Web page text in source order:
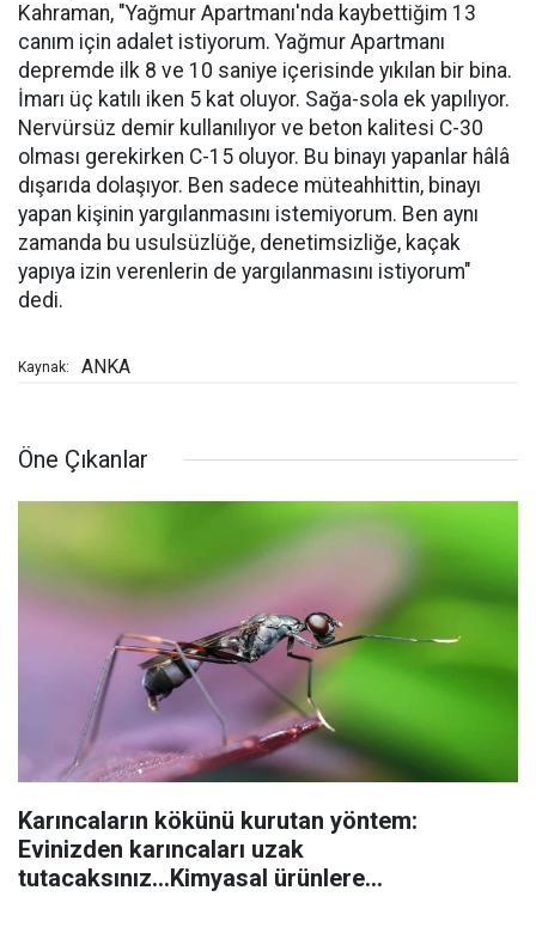
Kahraman, "Yağmur Apartmanı'nda kaybettiğim 13
canım için adalet istiyorum. Yağmur Apartmanı
depremde ilk 8 ve 10 saniye içerisinde yıkılan bir bina.
İmarı üç katılı iken 5 kat oluyor. Sağa-sola ek yapılıyor.
Nervürsüz demir kullanılıyor ve beton kalitesi C-30
olması gerekirken C-15 oluyor. Bu binayı yapanlar hâlâ
dışarıda dolaşıyor. Ben sadece müteahhittin, binayı
yapan kişinin yargılanmasını istemiyorum. Ben aynı
zamanda bu usulsüzlüğe, denetimsizliğe, kaçak
yapıya izin verenlerin de yargılanmasını istiyorum"
dedi.
Kaynak: ANKA
Öne Çıkanlar
Karıncaların kökünü kurutan yöntem:
Evinizden karıncaları uzak
tutacaksınız...Kimyasal ürünlere